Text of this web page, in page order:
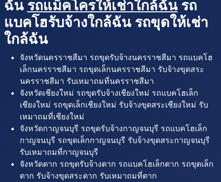
ฉัน รถแม็คโครให้เช่าใกล้ฉัน รถ
แบคโฮรับจ้างใกล้ฉัน รถขุดให้เช่า
ใกล้ฉัน
จังหวัดนครราชสีมา รถขุดรับจ้างนครราชสีมา รถแบคโฮ
เล็กนครราชสีมา รถขุดเล็กนครราชสีมา รับจ้างขุดสระ
นครราชสีมา รับเหมาถมที่นครราชสีมา
จังหวัดเชียงใหม่ รถขุดรับจ้างเชียงใหม่ รถแบคโฮเล็ก
เชียงใหม่ รถขุดเล็กเชียงใหม่ รับจ้างขุดสระเชียงใหม่ รับ
เหมาถมที่เชียงใหม่
จังหวัดกาญจนบุรี รถขุดรับจ้างกาญจนบุรี รถแบคโฮเล็ก
กาญจนบุรี รถขุดเล็กกาญจนบุรี รับจ้างขุดสระกาญจนบุรี
รับเหมาถมที่กาญจนบุรี
จังหวัดตาก รถขุดรับจ้างตาก รถแบคโฮเล็กตาก รถขุดเล็ก
ตาก รับจ้างขุดสระตาก รับเหมาถมที่ตาก